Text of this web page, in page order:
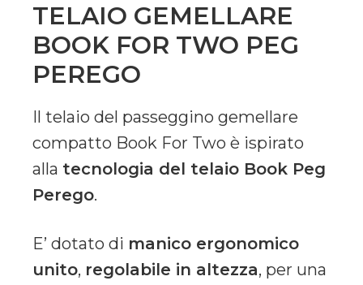
TELAIO GEMELLARE
BOOK FOR TWO PEG
PEREGO
Il telaio del passeggino gemellare
compatto Book For Two è ispirato
alla tecnologia del telaio Book Peg
Perego.
E’ dotato di manico ergonomico
unito, regolabile in altezza, per una